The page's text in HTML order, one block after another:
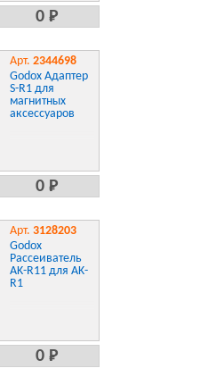
0 Р
Арт. 2344698
Godox Адаптер
S-R1 для
магнитных
аксессуаров
0 Р
Арт. 3128203
Godox
Рассеиватель
AK-R11 для AK-
R1
0 Р